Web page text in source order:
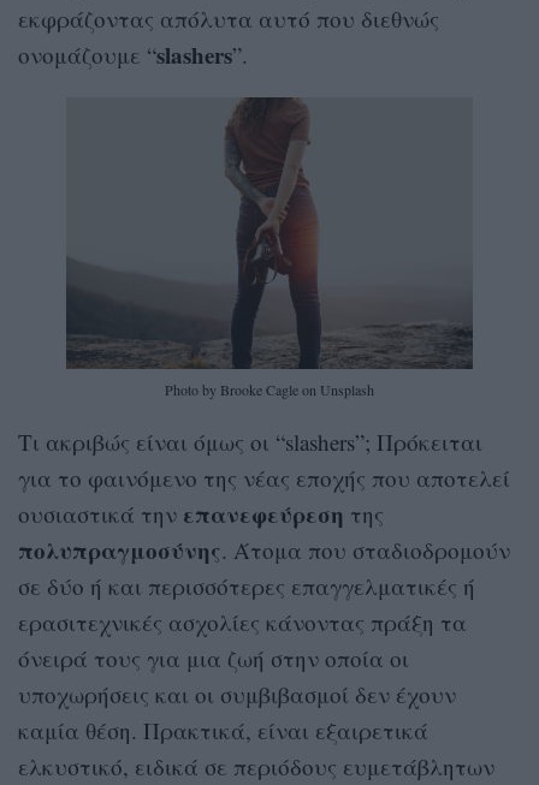
εκφράζοντας απόλυτα αυτό που διεθνώς
ονομάζουμε “slashers”.
Photo by Brooke Cagle on Unsplash
Τι ακριβώς είναι όμως οι “slashers”; Πρόκειται
για το φαινόμενο της νέας εποχής που αποτελεί
ουσιαστικά την επανεφεύρεση της
πολυπραγμοσύνης. Άτομα που σταδιοδρομούν
σε δύο ή και περισσότερες επαγγελματικές ή
ερασιτεχνικές ασχολίες κάνοντας πράξη τα
όνειρά τους για μια ζωή στην οποία οι
υποχωρήσεις και οι συμβιβασμοί δεν έχουν
καμία θέση. Πρακτικά, είναι εξαιρετικά
ελκυστικό, ειδικά σε περιόδους ευμετάβλητων